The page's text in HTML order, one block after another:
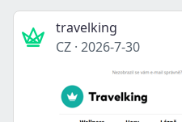
travelking
CZ · 2026-7-30